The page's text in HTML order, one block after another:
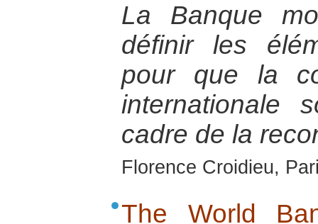
La Banque
définir les
pour que la
internationale
cadre de la
Florence Croidieu,
The World